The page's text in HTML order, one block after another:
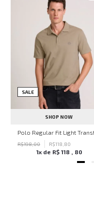
SALE
SHOP NOW
R$198,00 R$118 80
1x de R$ 118 80